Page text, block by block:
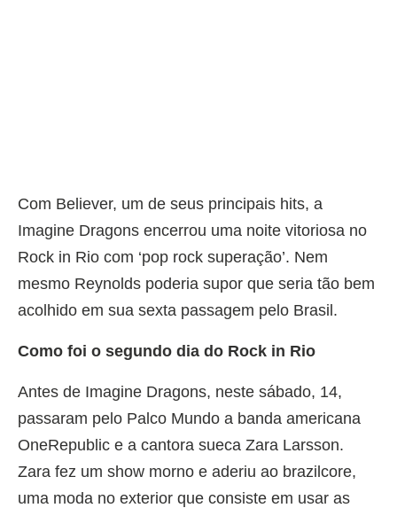
Com Believer, um de seus principais hits, a
Imagine Dragons encerrou uma noite vitoriosa no
Rock in Rio com ‘pop rock superação’. Nem
mesmo Reynolds poderia supor que seria tão bem
acolhido em sua sexta passagem pelo Brasil.
Como foi o segundo dia do Rock in Rio
Antes de Imagine Dragons, neste sábado, 14,
passaram pelo Palco Mundo a banda americana
OneRepublic e a cantora sueca Zara Larsson.
Zara fez um show morno e aderiu ao brazilcore,
uma moda no exterior que consiste em usar as